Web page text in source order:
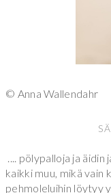
© Anna Wallendahr
.... pölypalloja ja
kaikki muu, mikä vain
pehmoleluihin löytyy